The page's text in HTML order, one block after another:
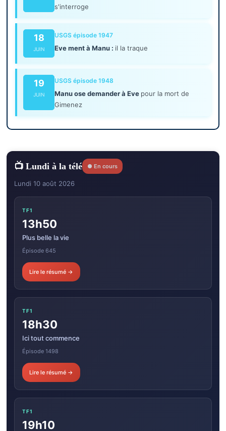
s'interroge
18
JUIN
USGS épisode 1947
Eve ment à Manu : il la traque
19
JUIN
USGS épisode 1948
Manu ose demander à Eve pour la mort de
Gimenez
📺 Lundi à la télé ● En cours
Lundi 10 août 2026
TF1
13h50
Plus belle la vie
Épisode 645
Lire le résumé →
TF1
18h30
Ici tout commence
Épisode 1498
Lire le résumé →
TF1
19h10